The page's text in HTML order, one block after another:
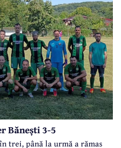
Bănești 3-5
trei, până la urmă a rămas